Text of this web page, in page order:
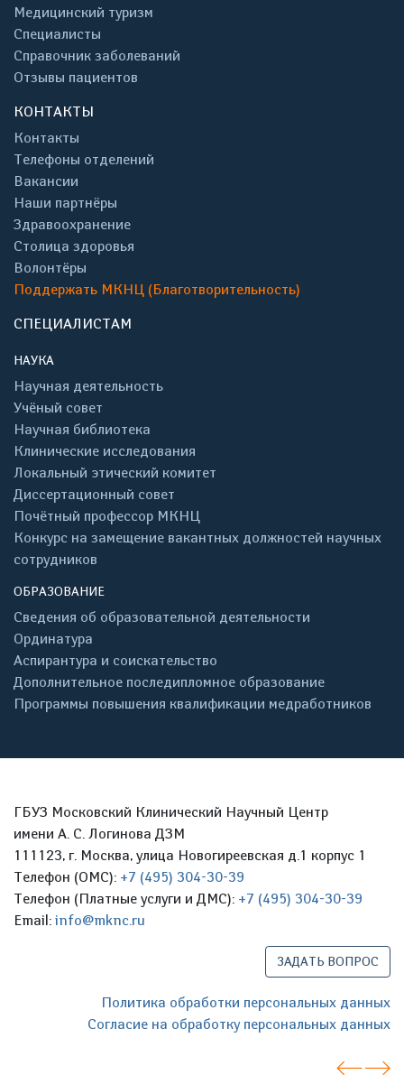
Медицинский туризм
Специалисты
Справочник заболеваний
Отзывы пациентов
КОНТАКТЫ
Контакты
Телефоны отделений
Вакансии
Наши партнёры
Здравоохранение
Столица здоровья
Волонтёры
Поддержать МКНЦ (Благотворительность)
СПЕЦИАЛИСТАМ
НАУКА
Научная деятельность
Учёный совет
Научная библиотека
Клинические исследования
Локальный этический комитет
Диссертационный совет
Почётный профессор МКНЦ
Конкурс на замещение вакантных должностей научных
сотрудников
ОБРАЗОВАНИЕ
Сведения об образовательной деятельности
Ординатура
Аспирантура и соискательство
Дополнительное последипломное образование
Программы повышения квалификации медработников
ГБУЗ Московский Клинический Научный Центр
имени А. С. Логинова ДЗМ
111123, г. Москва, улица Новогиреевская д.1 корпус 1
Телефон (ОМС): +7 (495) 304-30-39
Телефон (Платные услуги и ДМС): +7 (495) 304-30-39
Email: info@mknc.ru
ЗАДАТЬ ВОПРОС
Политика обработки персональных данных
Согласие на обработку персональных данных